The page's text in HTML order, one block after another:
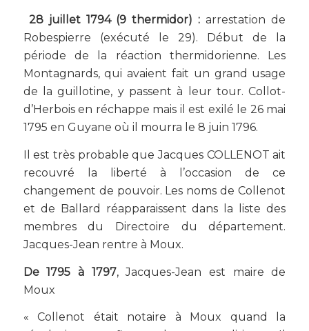
28 juillet 1794 (9 thermidor) : arrestation de
Robespierre (exécuté le 29). Début de la
période de la réaction thermidorienne. Les
Montagnards, qui avaient fait un grand usage
de la guillotine, y passent à leur tour. Collot-
d’Herbois en réchappe mais il est exilé le 26 mai
1795 en Guyane où il mourra le 8 juin 1796.
Il est très probable que Jacques COLLENOT ait
recouvré la liberté à l’occasion de ce
changement de pouvoir. Les noms de Collenot
et de Ballard réapparaissent dans la liste des
membres du Directoire du département.
Jacques-Jean rentre à Moux.
De 1795 à 1797, Jacques-Jean est maire de
Moux
« Collenot était notaire à Moux quand la